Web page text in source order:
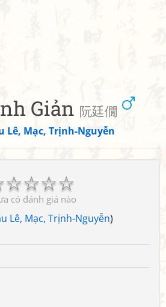
Giản 阮廷僩
Lê, Mạc, Trịnh-Nguyễn
☆
☆
☆
☆
có đánh giá nào
Lê, Mạc, Trịnh-Nguyễn)